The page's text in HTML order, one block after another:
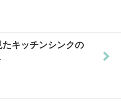
たキッチンシンクの